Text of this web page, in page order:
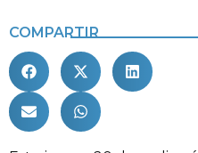
COMPARTIR